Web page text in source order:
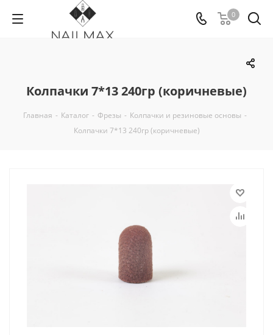
0
Колпачки 7*13 240гр (коричневые)
Главная - Каталог - Фрезы - Колпачки и резиновые основы -
Колпачки 7*13 240гр (коричневые)